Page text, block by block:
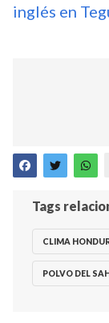
inglés en
Tags
CLIMA
POLVO DEL